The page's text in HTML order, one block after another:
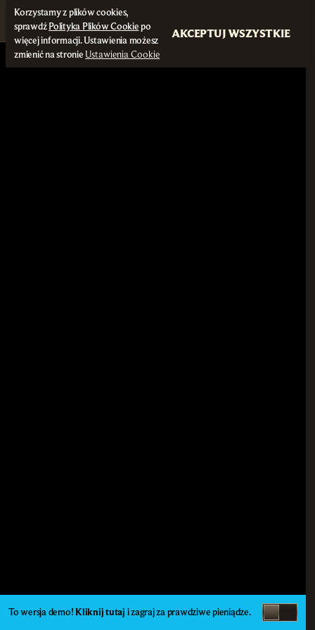
To wersja demo!Kliknij tutaj i zagraj za prawdziwe pieniądze.
Korzystamy z plików cookies,
sprawdźPolityka Plików Cookiepo
więcej informacji. Ustawienia możesz
zmienić na stronie Ustawienia Cookie
AKCEPTUJ WSZYSTKIE